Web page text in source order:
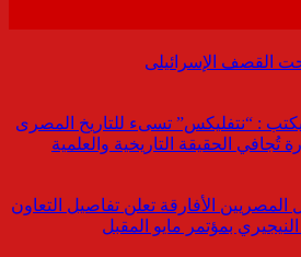
القصف الإسرائيلى
: “نتفليكس” تسىء للتاريخ المصرى
تُجافي الحقيقة التاريخية والعلمية
الأفارقة تعلن تفاصيل التعاون
بمؤتمر مايو المقبل